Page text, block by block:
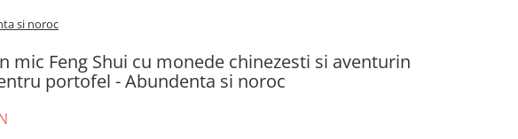
si noroc
mic Feng Shui cu monede chinezesti si aventurin
portofel - Abundenta si noroc